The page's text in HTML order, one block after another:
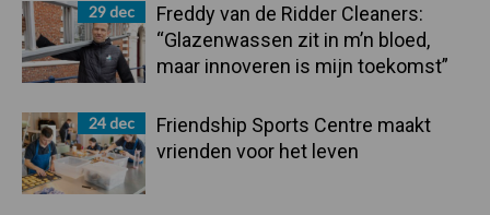
29 dec
Freddy van de Ridder Cleaners:
“Glazenwassen zit in m’n bloed,
maar innoveren is mijn toekomst”
24 dec
Friendship Sports Centre maakt
vrienden voor het leven